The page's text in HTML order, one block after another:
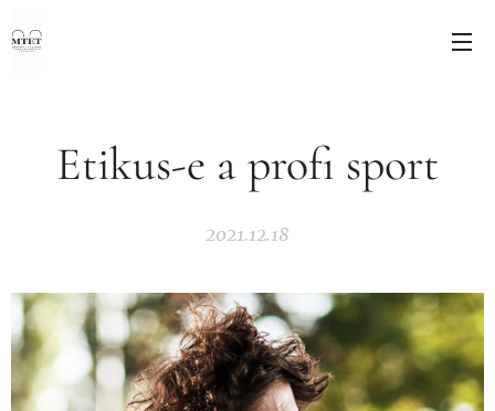
Etikus-e a profi sport
2021.12.18